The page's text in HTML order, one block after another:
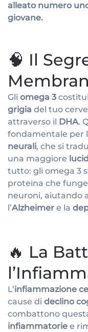
alleato numero
giovane.
🧠 Il
Gli omega 3
grigia del tuo
attraverso il
DHA.
fondamentale per
neurali, che si
una maggiore
tutto: gli omega 3
proteina che
neuroni, aiutando
l’Alzheimer e la
🔥 La
L’infiammazione
cause di declino
combattono
infiammatorie e